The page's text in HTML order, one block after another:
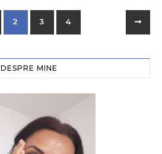
2 3 4
DESPRE MINE